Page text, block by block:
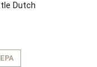
Dutch